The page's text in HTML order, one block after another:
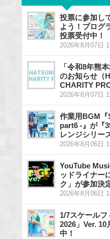
投票に参加し
よう！プログ
投票受付中！
2026年8月07日
「令和8年熊
のお知らせ（
CHARITY
2026年8月07日
作業用BGM『
part6 -』が『
レンジシリー
2026年8月06日
YouTube
ッドライナー
ク」が参加決
2026年8月06日
1/7スケール
2026」Ver. 10
中！